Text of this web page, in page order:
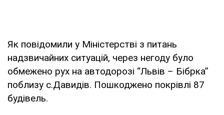
Як повідомили у Міністерстві з питань
надзвичайних ситуацій, через негоду було
обмежено рух на автодорозі “Львів – Бібрка”
поблизу с.Давидів. Пошкоджено покрівлі 87
будівель.